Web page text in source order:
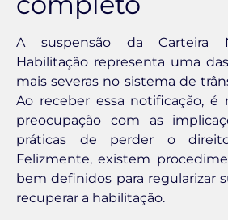
A suspensão da Carteira
Habilitação representa uma
mais severas no sistema de
Ao receber essa notificação, é
preocupação com as
práticas de perder o
Felizmente, existem
bem definidos para regularizar
recuperar a habilitação.